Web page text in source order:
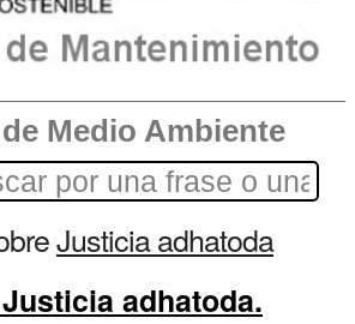
Medio Ambiente
Justicia adhatoda
adhatoda.